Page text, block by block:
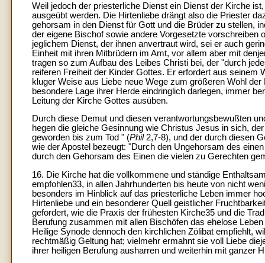
Weil jedoch der priesterliche Dienst ein Dienst der Kirche
ausgeübt werden. Die Hirtenliebe drängt also die Priester
gehorsam in den Dienst für Gott und die Brüder zu stellen,
der eigene Bischof sowie andere Vorgesetzte vorschreiben
jeglichem Dienst, der ihnen anvertraut wird, sei er auch
Einheit mit ihren Mitbrüdern im Amt, vor allem aber mit
tragen so zum Aufbau des Leibes Christi bei, der "durch
reiferen Freiheit der Kinder Gottes. Er erfordert aus seinem
kluger Weise aus Liebe neue Wege zum größeren Wohl
besondere Lage ihrer Herde eindringlich darlegen, immer
Leitung der Kirche Gottes ausüben.
Durch diese Demut und diesen verantwortungsbewußten
hegen die gleiche Gesinnung wie Christus Jesus in sich,
geworden bis zum Tod " (Phil2,7-8), und der durch diesen
wie der Apostel bezeugt: "Durch den Ungehorsam des
durch den Gehorsam des Einen die vielen zu Gerechten
16. Die Kirche hat die vollkommene und ständige
empfohlen33, in allen Jahrhunderten bis heute von nicht
besonders im Hinblick auf das priesterliche Leben immer
Hirtenliebe und ein besonderer Quell geistlicher
gefordert, wie die Praxis der frühesten Kirche35 und die
Berufung zusammen mit allen Bischöfen das ehelose
Heilige Synode dennoch den kirchlichen Zölibat empfiehlt,
rechtmäßig Geltung hat; vielmehr ermahnt sie voll Liebe
ihrer heiligen Berufung ausharren und weiterhin mit ganzer